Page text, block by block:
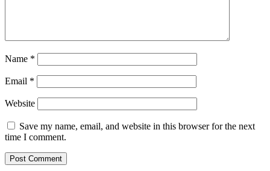
Name *
Email *
Website
Save my name, email, and website in this browser for the next
time I comment.